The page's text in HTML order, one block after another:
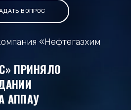
ВОПРОС
«Нефтегазхим
ПРИНЯЛО
АППАУ